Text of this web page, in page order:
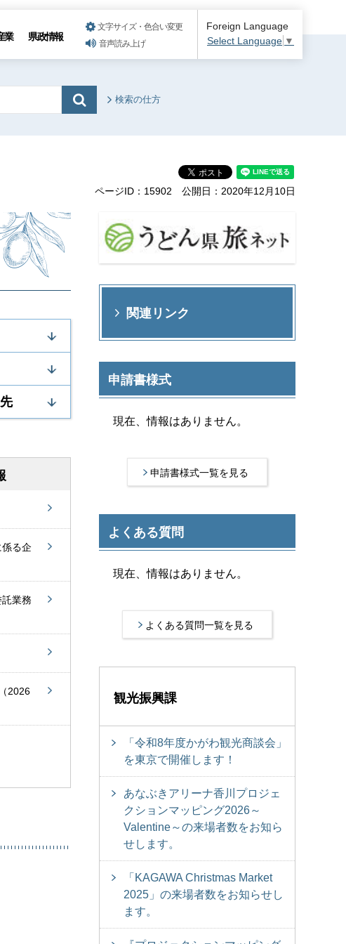
業 県政情報
文字サイズ・色合い変更
音声読み上げ
Foreign Language
Select Language ▼
検索の仕方
ページID：15902 公開日：2020年12月10日
る企
業務
2026
関連リンク
申請書様式
現在、情報はありません。
申請書様式一覧を見る
よくある質問
現在、情報はありません。
よくある質問一覧を見る
観光振興課
「令和8年度かがわ観光商談会」
を東京で開催します！
あなぶきアリーナ香川プロジェ
クションマッピング2026～
Valentine～の来場者数をお知ら
せします。
「KAGAWA Christmas Market
2025」の来場者数をお知らせし
ます。